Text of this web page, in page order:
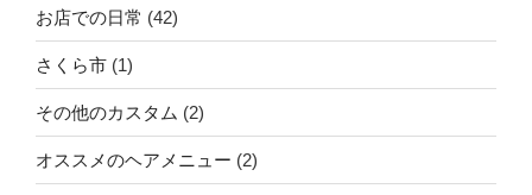
お店での日常 (42)
さくら市 (1)
その他のカスタム (2)
オススメのヘアメニュー (2)